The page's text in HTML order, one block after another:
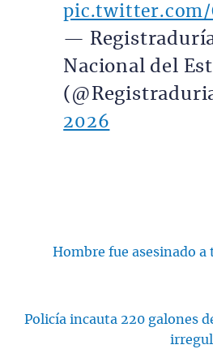
pic.twitter.com/
—
Nacional del
2026
Hombre fue asesinado
Policía incauta 220 galones